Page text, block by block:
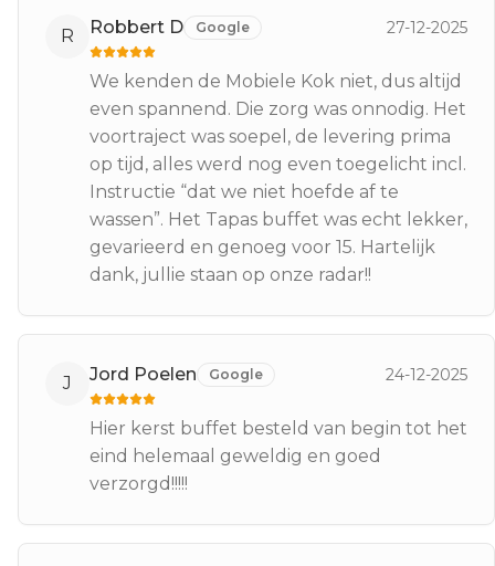
R Robbert D Google 27-12-2025
We kenden de Mobiele Kok niet, dus altijd
even spannend. Die zorg was onnodig. Het
voortraject was soepel, de levering prima
op tijd, alles werd nog even toegelicht incl.
Instructie “dat we niet hoefde af te
wassen”. Het Tapas buffet was echt lekker,
gevarieerd en genoeg voor 15. Hartelijk
dank, jullie staan op onze radar!!
J Jord Poelen Google 24-12-2025
Hier kerst buffet besteld van begin tot het
eind helemaal geweldig en goed
verzorgd!!!!!